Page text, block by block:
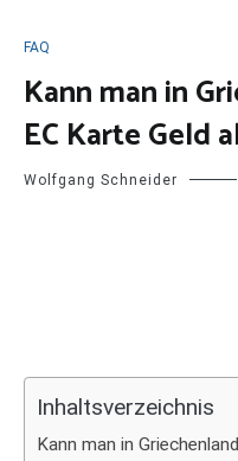
FAQ
Kann man in
EC Karte Geld
Wolfgang Schneider
Inhaltsverzeichnis
Kann man in